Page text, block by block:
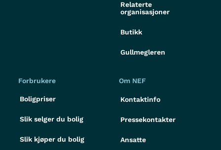
Relaterte
organisasjoner
Butikk
Gullmegleren
Forbrukere
Boligpriser
Slik selger du bolig
Slik kjøper du bolig
Om NEF
Kontaktinfo
Pressekontakter
Ansatte